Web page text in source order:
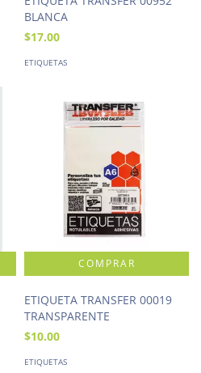
BLANCA
$17.00
ETIQUETAS
ETIQUETA TRANSFER 00019
TRANSPARENTE
$10.00
ETIQUETAS